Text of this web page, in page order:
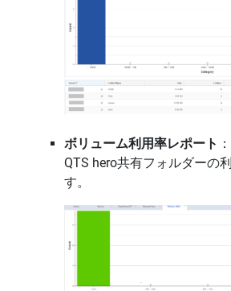
ボリューム利用率レポート
QTS hero共有フォルダーの
す。